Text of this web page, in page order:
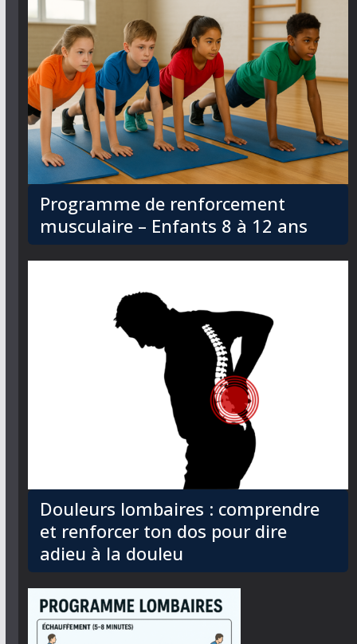
Programme de renforcement
musculaire – Enfants 8 à 12 ans
Douleurs lombaires : comprendre
et renforcer ton dos pour dire
adieu à la douleu